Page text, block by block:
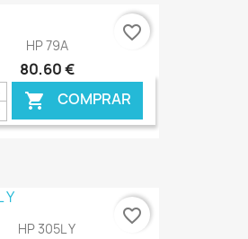
HP 79A
80,60 €
 COMPRAR
€ ONLINE
favorite_border
HP 305L Y
favorite_border